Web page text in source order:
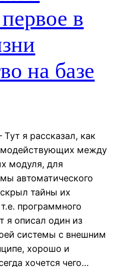
в
на базе
я рассказал, как
между
модуля, для
автоматического
тайны их
программного
я описал один из
системы с внешним
хорошо и
хочется чего…